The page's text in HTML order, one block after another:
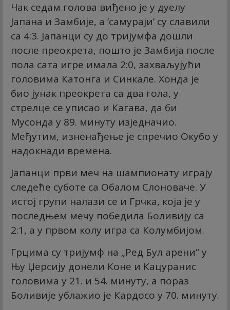
Чак седам голова виђено је у дуелу
Јапана и Замбије, а ’самураји’ су славили
са 4:3. Јапанци су до тријумфа дошли
после преокрета, пошто је Замбија после
пола сата игре имала 2:0, захваљујући
головима Катонга и Синкале. Хонда је
био јунак преокрета са два гола, у
стрелце се уписао и Кагава, да би
Мусонда у 89. минуту изједначио.
Међутим, изненађење је спречио Окубо у
надокнади времена.
Јапанци први меч на шампионату играју
следеће суботе са Обалом Слоноваче. У
истој групи налази се и Грчка, која је у
последњем мечу победила Боливију са
2:1, а у првом колу игра са Колумбијом.
Грцима су тријумф на „Ред Бул арени“ у
Њу Џерсију донели Коне и Кацуранис
головима у 21. и 54. минуту, а пораз
Боливије ублажио је Кардосо у 70. минуту.